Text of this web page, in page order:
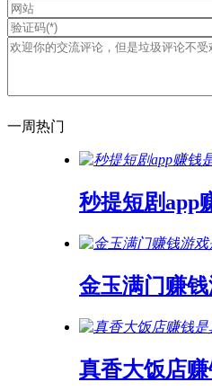
一周热门
秒提短剧app
金玉满门赚
真香大饭店